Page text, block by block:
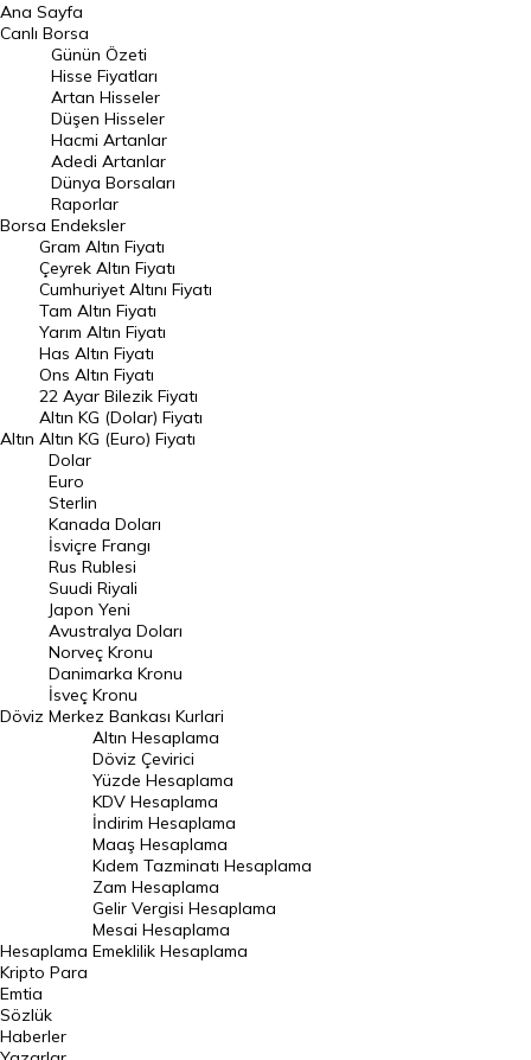
BIST 100 Hisseleri
En Çok Artan Hisseler
En Çok Düşen Hisseler
Hacmi Artanlar
Geçmiş Kapanışlar
Dünya Borsaları
Raporlar
Endeksler
DÖVİZ
Döviz Kuru
Dolar Kuru
Euro Kuru
Pound Kuru
Frank Kuru
Riyal Kuru
Avustralya Doları
Danimarka Kronu Kuru
Kanada Doları Kuru
Norveç Kronu Kuru
İsveç Kronu Kuru
Japon Yeni Kuru
Serbest Piyasa Döviz Kurları
Merkez Bankası Döviz Kurları
Altın Fiyatları
Gram Altın Fiyatı
Çeyrek Altın Fiyatı
Ana Sayfa
Canlı Borsa
Borsa
Günün Özeti
Hisse Fiyatları
Artan Hisseler
Düşen Hisseler
Hacmi Artanlar
Adedi Artanlar
Dünya Borsaları
Raporlar
Endeksler
Altın
Gram Altın Fiyatı
Çeyrek Altın Fiyatı
Cumhuriyet Altını Fiyatı
Tam Altın Fiyatı
Yarım Altın Fiyatı
Has Altın Fiyatı
Ons Altın Fiyatı
22 Ayar Bilezik Fiyatı
Altın KG (Dolar) Fiyatı
Altın KG (Euro) Fiyatı
Döviz
Dolar
Euro
Sterlin
Kanada Doları
İsviçre Frangı
Rus Rublesi
Suudi Riyali
Japon Yeni
Avustralya Doları
Norveç Kronu
Danimarka Kronu
İsveç Kronu
Merkez Bankası Kurlari
Hesaplama
Altın Hesaplama
Döviz Çevirici
Yüzde Hesaplama
KDV Hesaplama
İndirim Hesaplama
Maaş Hesaplama
Kıdem Tazminatı Hesaplama
Zam Hesaplama
Gelir Vergisi Hesaplama
Mesai Hesaplama
Emeklilik Hesaplama
Kripto Para
Emtia
Sözlük
Haberler